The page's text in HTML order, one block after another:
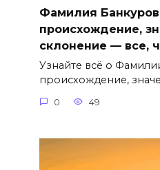
Фамилия
происхождение,
склонение — все,
Узнайте всё о
происхождение,
0 49